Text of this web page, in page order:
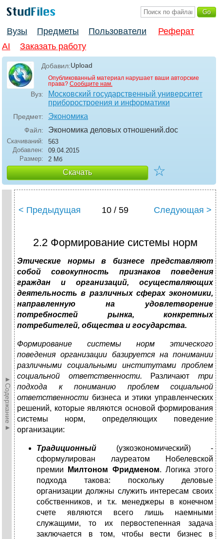
Вузы Предметы Пользователи
Реферат
AI
Заказать работу
Добавил:Upload
Опубликованный материал нарушает ваши авторские
права? Сообщите нам.
Вуз:
Московский государственный университет
приборостроения и информатики
Предмет: Экономика
Файл: Экономика деловых отношений.doc
Скачиваний:
563
Добавлен:
09.04.2015
Размер:
2 Мб
Скачать ☆
►Содержание►
< Предыдущая 10 / 59 Следующая >
2.2 Формирование системы норм
Этические нормы в бизнесе представляют
собой совокупность признаков поведения
граждан и организаций, осуществляющих
деятельность в различных сферах экономики,
направленную на удовлетворение
потребностей рынка, конкретных
потребителей, общества и государства.
Формирование системы норм этического
поведения организации базируется на понимании
различными социальными институтами проблем
социальной ответственности. Различаюттри
подхода к пониманию проблем социальной
ответственности бизнеса и этики управленческих
решений, которые являются основой формирования
системы норм, определяющих поведение
организации:
Традиционный (узкоэкономический) -
сформулирован лауреатом Нобелевской
премии
Милтоном Фридменом. Логика этого
подхода такова: поскольку деловые
организации должны служить интересам своих
собственников, и т.к. менеджеры в конечном
счете являются всего лишь наемными
служащими, то их первостепенная задача
заключается в том, чтобы вести бизнес в